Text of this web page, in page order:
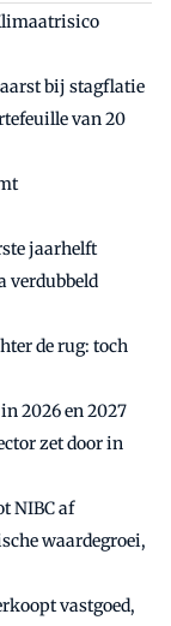
bij stagflatie
van 20
jaarhelft
verdubbeld
de rug: toch
2026 en 2027
zet door in
NIBC af
waardegroei,
vastgoed,